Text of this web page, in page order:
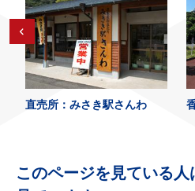
直売所：みさき駅さんわ
このページを見ている